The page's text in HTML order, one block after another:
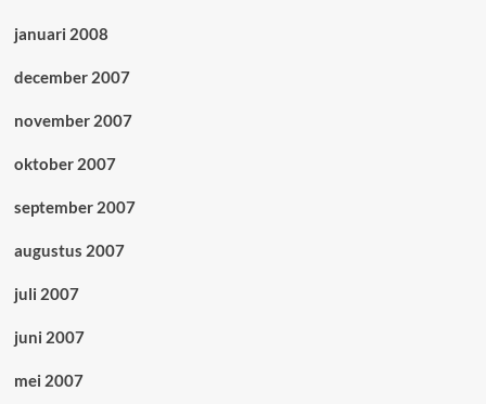
januari 2008
december 2007
november 2007
oktober 2007
september 2007
augustus 2007
juli 2007
juni 2007
mei 2007